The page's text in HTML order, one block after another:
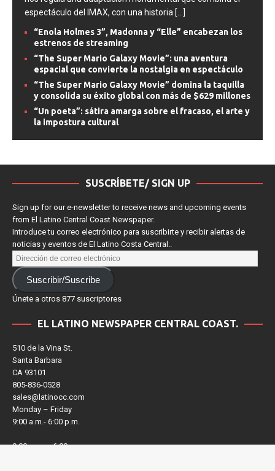
espectáculo del IMAX, con una historia [...]
“Enola Holmes 3”, Madonna y “Elle” encabezan los
estrenos de streaming
“The Super Mario Galaxy Movie”: una aventura
espacial que convierte la nostalgia en espectáculo
“The Super Mario Galaxy Movie” domina la taquilla
y consolida su éxito global con más de $629 millones
“Un poeta”: sátira amarga sobre el fracaso, el arte y
la impostura cultural
SUSCRÍBETE/ SIGN UP
Sign up for our e-newsletter to receive news and upcoming events
from El Latino Central Coast Newspaper.
Introduce tu correo electrónico para suscribirte y recibir alertas de
noticias y eventos de El Latino Costa Central..
Suscribir/Suscribe
Únete a otros 877 suscriptores
EL LATINO NEWSPAPER CENTRAL COAST.
510 de la Vina St.
Santa Barbara
CA 93101
805-836-0528
sales@latinocc.com
Monday – Friday
9:00 a.m.- 6:00 p.m.
9:00 a.m. – 6:00 p.m.